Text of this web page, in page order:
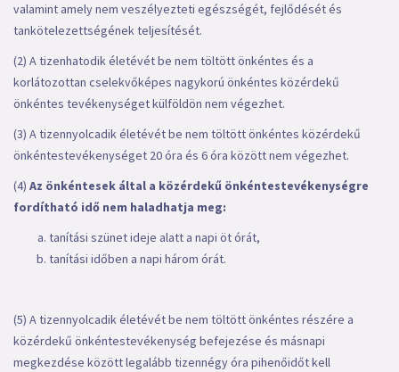
valamint amely nem veszélyezteti egészségét, fejlődését és
tankötelezettségének teljesítését.
(2) A tizenhatodik életévét be nem töltött önkéntes és a
korlátozottan cselekvőképes nagykorú önkéntes közérdekű
önkéntes tevékenységet külföldön nem végezhet.
(3) A tizennyolcadik életévét be nem töltött önkéntes közérdekű
önkéntestevékenységet 20 óra és 6 óra között nem végezhet.
(4) Az önkéntesek által a közérdekű önkéntestevékenységre
fordítható idő nem haladhatja meg:
tanítási szünet ideje alatt a napi öt órát,
tanítási időben a napi három órát.
(5) A tizennyolcadik életévét be nem töltött önkéntes részére a
közérdekű önkéntestevékenység befejezése és másnapi
megkezdése között legalább tizennégy óra pihenőidőt kell